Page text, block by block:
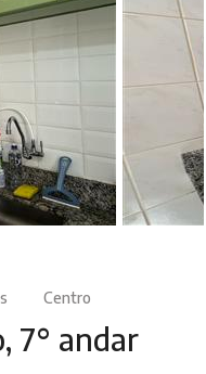
Centro
7° andar